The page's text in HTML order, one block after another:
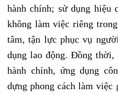
hành chính; sử dụng hiệu
không làm việc riêng
tâm, tận lực phục vụ
dụng lao động. Đồng thời,
hành chính, ứng dụng
dựng phong cách làm việc